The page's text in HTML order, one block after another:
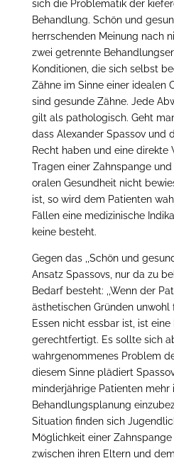
sich die Problematik der
Behandlung. Schön und
herrschenden Meinung nach
zwei getrennte
Konditionen, die sich selbst
Zähne im Sinne einer idealen
sind gesunde Zähne. Jede
gilt als pathologisch. Geht
dass Alexander Spassov und
Recht haben und eine direkte
Tragen einer Zahnspange
oralen Gesundheit nicht
ist, so wird dem Patienten
Fällen eine medizinische
keine besteht.
Gegen das ,,Schön und
Ansatz Spassovs, nur da zu
Bedarf besteht: ,,Wenn der
ästhetischen Gründen
Essen nicht essbar ist, ist
gerechtfertigt. Es sollte sich
wahrgenommenes Problem
diesem Sinne plädiert
minderjährige Patienten mehr
Behandlungsplanung
Situation finden sich
Möglichkeit einer
zwischen ihren Eltern und